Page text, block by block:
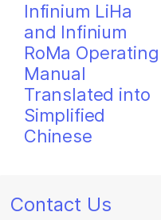
Infinium LiHa
and Infinium
RoMa Operating
Manual
Translated into
Simplified
Chinese
Contact Us